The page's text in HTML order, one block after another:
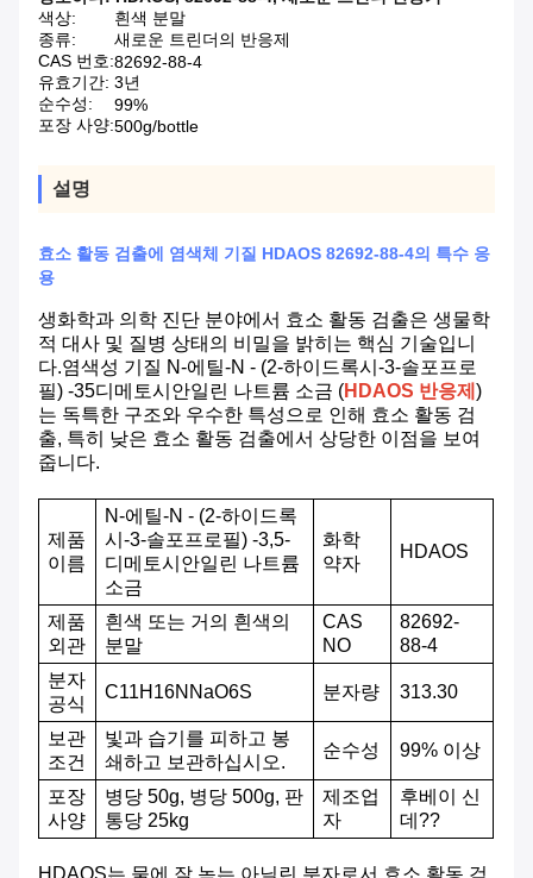
색상:
흰색 분말
종류:
새로운 트린더의 반응제
CAS 번호:82692-88-4
유효기간: 3년
순수성:
99%
포장 사양:500g/bottle
설명
효소 활동 검출에 염색체 기질 HDAOS 82692-88-4의 특수 응
용
생화학과 의학 진단 분야에서 효소 활동 검출은 생물학
적 대사 및 질병 상태의 비밀을 밝히는 핵심 기술입니
다.염색성 기질 N-에틸-N - (2-하이드록시-3-솔포프로
필) -35디메토시안일린 나트륨 소금 (HDAOS 반응제 )
는 독특한 구조와 우수한 특성으로 인해 효소 활동 검
출, 특히 낮은 효소 활동 검출에서 상당한 이점을 보여
줍니다.
제품
이름
N-에틸-N - (2-하이드록
시-3-솔포프로필) -3,5-
디메토시안일린 나트륨
소금
화학
약자
HDAOS
제품
외관
흰색 또는 거의 흰색의
분말
CAS
NO
82692-
88-4
분자
공식
C11H16NNaO6S 분자량 313.30
보관
조건
빛과 습기를 피하고 봉
쇄하고 보관하십시오.
순수성 99% 이상
포장
사양
병당 50g, 병당 500g, 판
통당 25kg
제조업
자
후베이 신
데??